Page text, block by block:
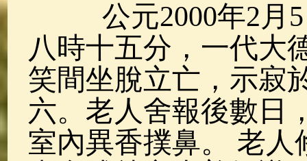
公元2000年2月5
八時十五分，一代大
笑間坐脫立亡，示寂
六。老人舍報後數日
室內異香撲鼻。 老